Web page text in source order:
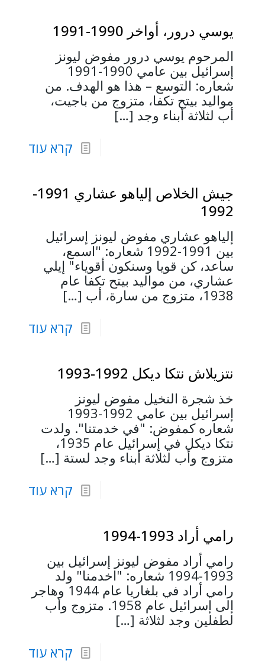
يوسي درور، أواخر 1990-1991
المرحوم يوسي درور مفوض ليونز
إسرائيل بين عامي 1990-1991
شعاره: التوسع – هذا هو الهدف. من
مواليد بيتح تكفا، متزوج من باجيت،
أب لثلاثة أبناء وجد […]
קרא עוד
جيش الخلاص إلياهو عشاري 1991-
1992
إلياهو عشاري مفوض ليونز إسرائيل
بين 1991-1992 شعاره: "اسمع،
ساعد، كن قويا وسنكون أقوياء" إيلي
عشاري، من مواليد بيتح تكفا عام
1938، متزوج من سارة، أب
[…]
קרא עוד
نتزيلاش نتكا ديكل 1992-1993
خذ شجرة النخيل مفوض ليونز
إسرائيل بين عامي 1992-1993
شعاره كمفوض: "في خدمتنا". ولدت
نتكا ديكل في إسرائيل عام 1935،
متزوج وأب لثلاثة أبناء وجد لستة […]
קרא עוד
رامي أراد 1993-1994
رامي أراد مفوض ليونز إسرائيل بين
1993-1994 شعاره: "اخدمنا" ولد
رامي أراد في بلغاريا عام 1944 وهاجر
إلى إسرائيل عام 1958. متزوج وأب
لطفلين وجد لثلاثة […]
קרא עוד